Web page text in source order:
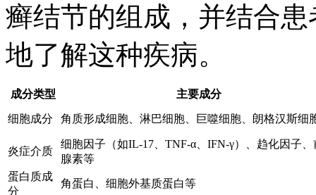
癣结节的组成，并结合
地了解这种疾病。
成分类型 主要成分
细胞成分 角质形成细胞、淋巴细胞、巨噬细胞、朗格汉斯细
炎症介质
细胞因子（如IL-17、TNF-α、IFN-γ）、趋化因子、
腺素等
蛋白质成
分
角蛋白、细胞外基质蛋白等